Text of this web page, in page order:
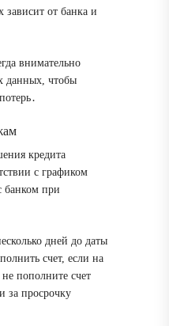
зависит от банка и
внимательно
данных, чтобы
кредита
с графиком
банком при
дней до даты
счет, если на
пополните счет
за просрочку